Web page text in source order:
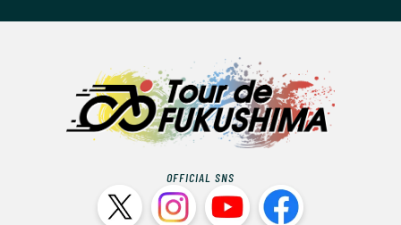
OFFICIAL SNS